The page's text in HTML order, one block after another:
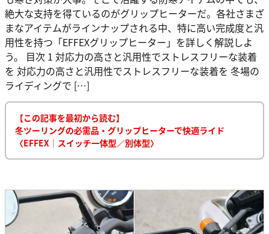
絶大な支持を得ているのがグリップヒーターだ。各社さまざ
まなアイテムがラインナップされる中、特に高い完成度と汎
用性を持つ「EFFEXグリップヒーター」を詳しく解説しよ
う。 目次 1 対応力の高さと汎用性でストレスフリーな装着
を 対応力の高さと汎用性でストレスフリーな装着を 冬場の
ライディングで […]
【この記事を最初から読む】
冬ツーリングの必需品・グリップヒーターで快適ライド
〈EFFEX｜スイッチ一体型／別体型〉